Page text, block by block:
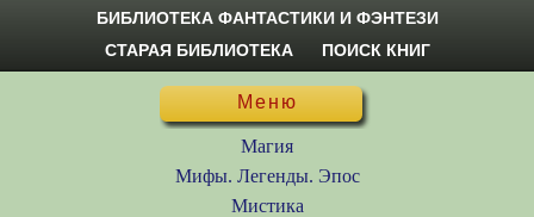
БИБЛИОТЕКА ФАНТАСТИКИ И ФЭНТЕЗИ
СТАРАЯ БИБЛИОТЕКА
ПОИСК КНИГ
Меню
Магия
Мифы. Легенды. Эпос
Мистика